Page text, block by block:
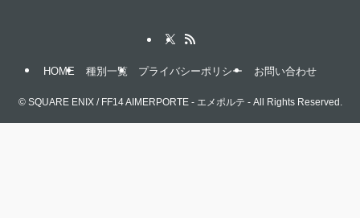
HOME 種別一覧 プライバシーポリシー お問い合わせ
©SQUARE ENIX / FF14 AIMERPORTE - エメポルテ - All Rights Reserved.